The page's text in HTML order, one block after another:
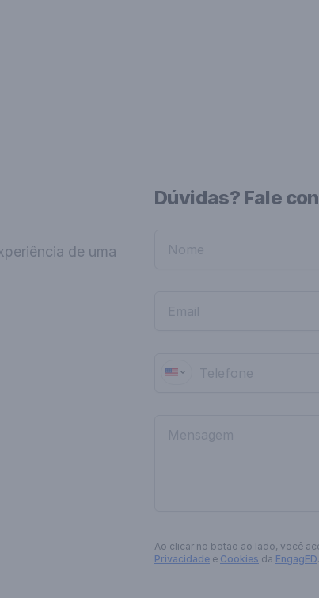
de uma
Dúvidas? Fale
Ao clicar no botão ao lado, você
Privacidade e Cookies da EngagED.